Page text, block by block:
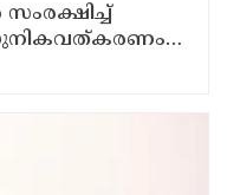
ഷാനിമോൾ